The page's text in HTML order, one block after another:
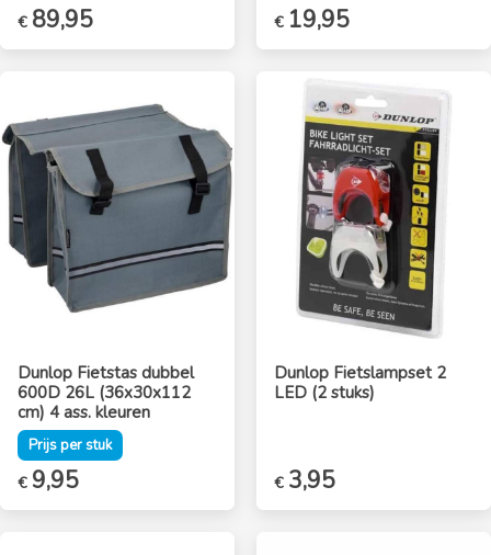
€ 89,95
Oorspronkelijke
€ 19,95
€19,95.
Dunlop Fietstas dubbel
600D 26L (36x30x112
cm) 4 ass. kleuren
Prijs per stuk
€ 9,95
Dunlop Fietslampset 2
LED (2 stuks)
€ 3,95